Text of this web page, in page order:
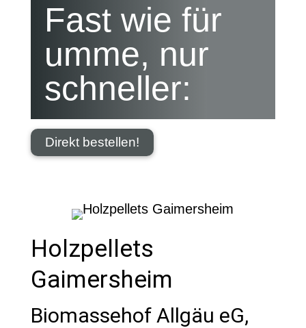
Fast wie für
umme, nur
schneller:
Direkt bestellen!
Holzpellets
Gaimersheim
Biomassehof Allgäu eG,